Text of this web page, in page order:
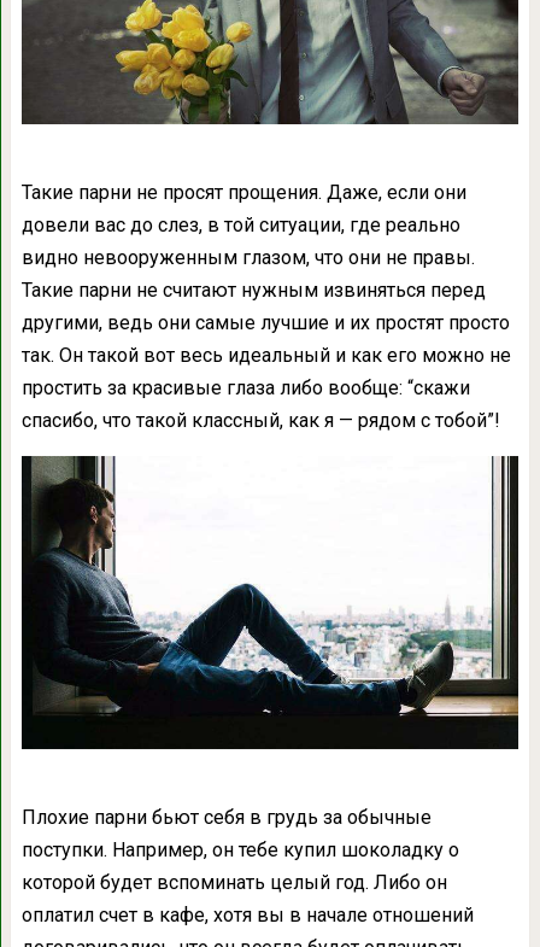
Такие парни не просят прощения. Даже, если они
довели вас до слез, в той ситуации, где реально
видно невооруженным глазом, что они не правы.
Такие парни не считают нужным извиняться перед
другими, ведь они самые лучшие и их простят просто
так. Он такой вот весь идеальный и как его можно не
простить за красивые глаза либо вообще: “скажи
спасибо, что такой классный, как я — рядом с тобой”!
Плохие парни бьют себя в грудь за обычные
поступки. Например, он тебе купил шоколадку о
которой будет вспоминать целый год. Либо он
оплатил счет в кафе, хотя вы в начале отношений